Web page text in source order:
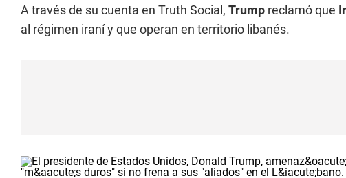
A través de su cuenta en Truth Social, Trump reclamó que
al régimen iraní y que operan en territorio libanés.